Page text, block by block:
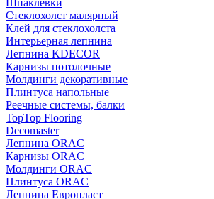
Шпаклевки
Стеклохолст малярный
Клей для стеклохолста
Интерьерная лепнина
Лепнина KDECOR
Карнизы потолочные
Молдинги декоративные
Плинтуса напольные
Реечные системы, балки
TopTop Flooring
Decomaster
Лепнина ORAC
Карнизы ORAC
Молдинги ORAC
Плинтуса ORAC
Лепнина Европласт